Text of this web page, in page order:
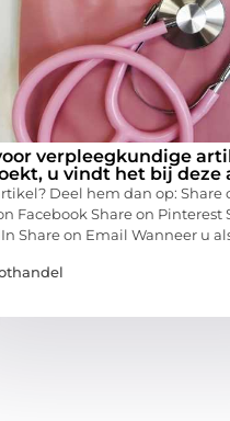
verpleegkundige
u vindt het bij deze
Deel hem dan op: Share
Facebook Share on Pinterest
Share on Email Wanneer u